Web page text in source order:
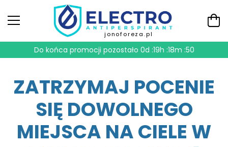
jonoforeza.pl
Do końca promocji pozostało 0d :19h :18m :49
ZATRZYMAJ POCENIE
SIĘ DOWOLNEGO
MIEJSCA NA CIELE W